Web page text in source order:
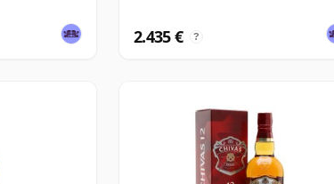
2.435 € ?